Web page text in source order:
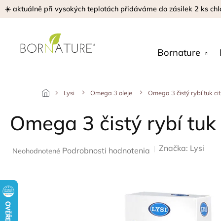
Prejsť
na
☀️ aktuálně při vysokých teplotách přidáváme do zásilek 2 ks
Bornature
Lysi Omega 3 oleje Omega 3 čistý rybí tuk
Omega 3 čistý rybí
Priemerné
je
0,0
z
5
Neohodnotené Podrobnosti hodnotenia Značka: Lysi